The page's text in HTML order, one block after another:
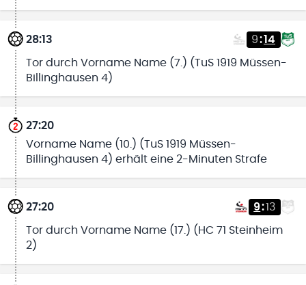
28:13 9:14
Tor durch Vorname Name (7.) (TuS 1919 Müssen-
Billinghausen 4)
27:20
Vorname Name (10.) (TuS 1919 Müssen-
Billinghausen 4) erhält eine 2-Minuten Strafe
27:20 9:13
Tor durch Vorname Name (17.) (HC 71 Steinheim
2)